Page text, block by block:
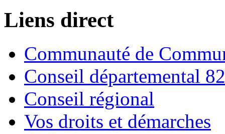
Liens direct
Communauté de
Conseil départemental 82
Conseil régional
Vos droits et démarches